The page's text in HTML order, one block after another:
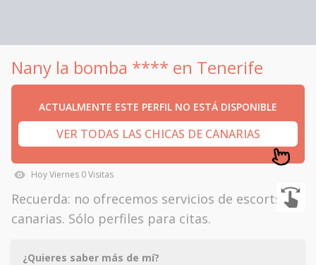
Nany la bomba **** en Tenerife
ACTUALMENTE ESTE PERFIL NO ESTÁ DISPONIBLE
VER TODAS LAS CHICAS DE CANARIAS
HoyViernes 0Visitas
Recuerda: no ofrecemos servicios de escorts en
canarias. Sólo perfiles para citas.
¿Quieres saber más de mí?